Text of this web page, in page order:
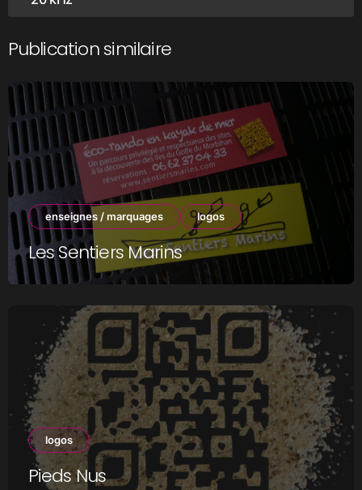
de
l’article
Publication similaire
enseignes / marquages logos
Les Sentiers Marins
logos
Pieds Nus